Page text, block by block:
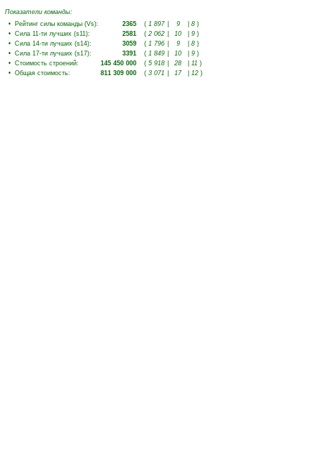
Показатели команды:
• Рейтинг силы команды (Vs): 2365 ( 1 897 9 8 )
• Сила 11-ти лучших (s11): 2581 ( 2 062 10 9 )
• Сила 14-ти лучших (s14): 3059 ( 1 796 9 8 )
• Сила 17-ти лучших (s17): 3391 ( 1 849 10 9 )
• Стоимость строений: 145 450 000 ( 5 918 28 11 )
• Общая стоимость: 811 309 000 ( 3 071 17 12 )